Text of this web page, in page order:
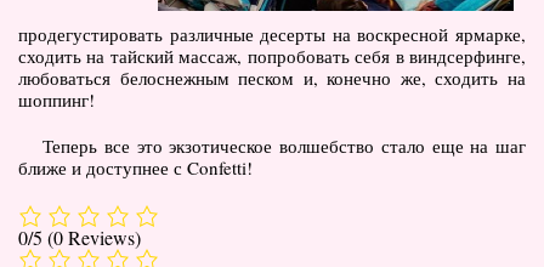
продегустировать различные десерты на воскресной ярмарке,
сходить на тайский массаж, попробовать себя в виндсерфинге,
любоваться белоснежным песком и, конечно же, сходить на
шоппинг!
Теперь все это экзотическое волшебство стало еще на шаг
ближе и доступнее с Confetti!
0/5 (0 Reviews)